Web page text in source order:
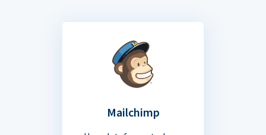
Mailchimp